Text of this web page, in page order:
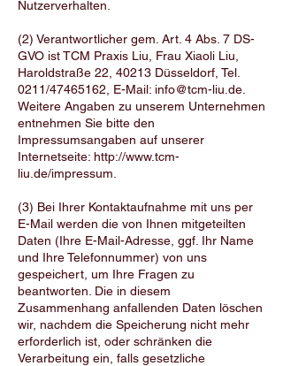
Nutzerverhalten.
(2) Verantwortlicher gem. Art. 4 Abs. 7 DS-
GVO ist TCM Praxis Liu, Frau Xiaoli Liu,
Haroldstraße 22, 40213 Düsseldorf, Tel.
0211/47465162, E-Mail: info@tcm-liu.de
Weitere Angaben zu unserem Unternehmen
entnehmen Sie bitte den
Impressumsangaben auf unserer
Internetseite: http://www.tcm-
liu.de/impressum.
(3) Bei Ihrer Kontaktaufnahme mit uns per
E-Mail werden die von Ihnen mitgeteilten
Daten (Ihre E-Mail-Adresse, ggf. Ihr Name
und Ihre Telefonnummer) von uns
gespeichert, um Ihre Fragen zu
beantworten. Die in diesem
Zusammenhang anfallenden Daten löschen
wir, nachdem die Speicherung nicht mehr
erforderlich ist, oder schränken die
Verarbeitung ein, falls gesetzliche